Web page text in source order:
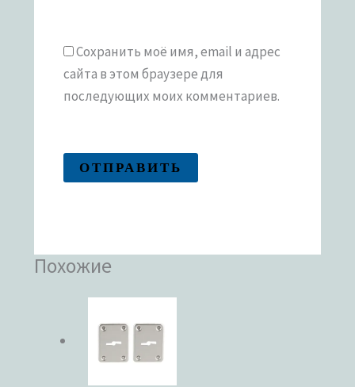
Сохранить моё имя, email и адрес
сайта в этом браузере для
последующих моих комментариев.
Похожие